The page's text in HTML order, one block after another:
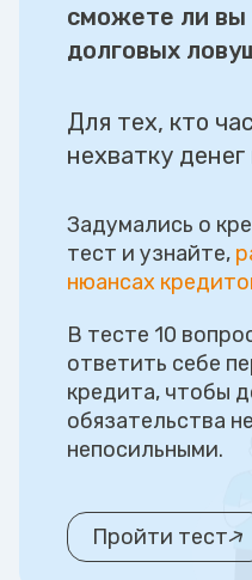
сможете ли вы
долговых
Для тех, кто
нехватку денег
Задумались о
тест и узнайте,
нюансах
В тесте 10
ответить себе
кредита, чтобы
обязательства
непосильными.
Пройти тест